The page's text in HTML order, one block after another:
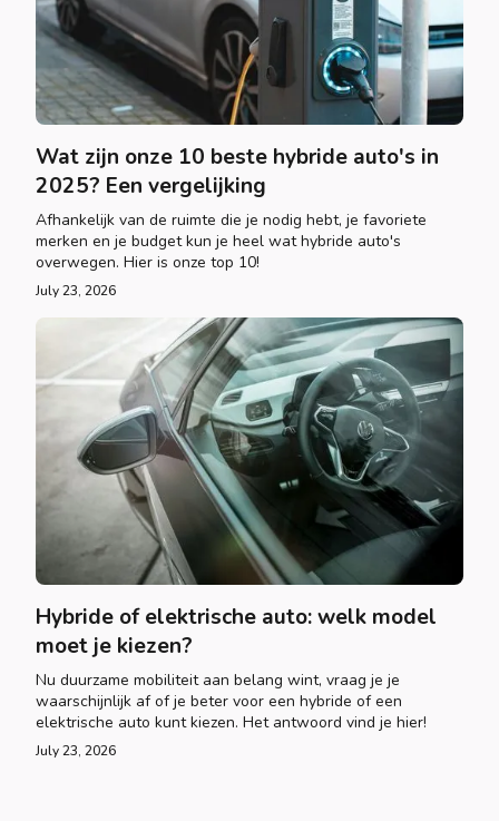
Wat zijn onze 10 beste hybride auto's in
2025? Een vergelijking
Afhankelijk van de ruimte die je nodig hebt, je favoriete
merken en je budget kun je heel wat hybride auto's
overwegen. Hier is onze top 10!
July 23, 2026
Hybride of elektrische auto: welk model
moet je kiezen?
Nu duurzame mobiliteit aan belang wint, vraag je je
waarschijnlijk af of je beter voor een hybride of een
elektrische auto kunt kiezen. Het antwoord vind je hier!
July 23, 2026